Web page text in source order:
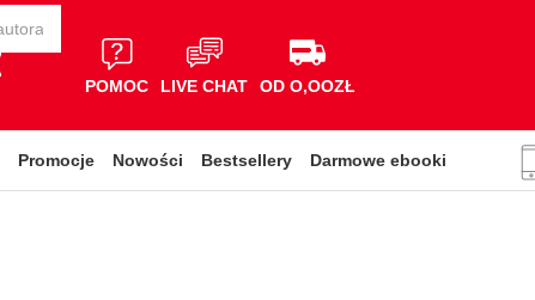
POMOC LIVE CHAT OD O,OOZŁ
Promocje Nowości Bestsellery Darmowe ebooki